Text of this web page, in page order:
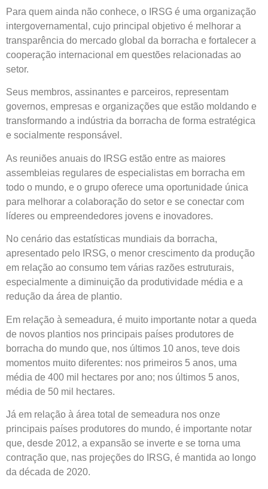
Para quem ainda não conhece, o IRSG é uma organização
intergovernamental, cujo principal objetivo é melhorar a
transparência do mercado global da borracha e fortalecer a
cooperação internacional em questões relacionadas ao
setor.
Seus membros, assinantes e parceiros, representam
governos, empresas e organizações que estão moldando e
transformando a indústria da borracha de forma estratégica
e socialmente responsável.
As reuniões anuais do IRSG estão entre as maiores
assembleias regulares de especialistas em borracha em
todo o mundo, e o grupo oferece uma oportunidade única
para melhorar a colaboração do setor e se conectar com
líderes ou empreendedores jovens e inovadores.
No cenário das estatísticas mundiais da borracha,
apresentado pelo IRSG, o menor crescimento da produção
em relação ao consumo tem várias razões estruturais,
especialmente a diminuição da produtividade média e a
redução da área de plantio.
Em relação à semeadura, é muito importante notar a queda
de novos plantios nos principais países produtores de
borracha do mundo que, nos últimos 10 anos, teve dois
momentos muito diferentes: nos primeiros 5 anos, uma
média de 400 mil hectares por ano; nos últimos 5 anos,
média de 50 mil hectares.
Já em relação à área total de semeadura nos onze
principais países produtores do mundo, é importante notar
que, desde 2012, a expansão se inverte e se torna uma
contração que, nas projeções do IRSG, é mantida ao longo
da década de 2020.